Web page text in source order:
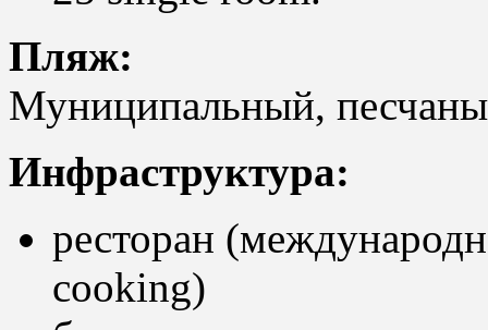
Пляж:
Муниципальный,
Инфраструктура:
ресторан
cooking)